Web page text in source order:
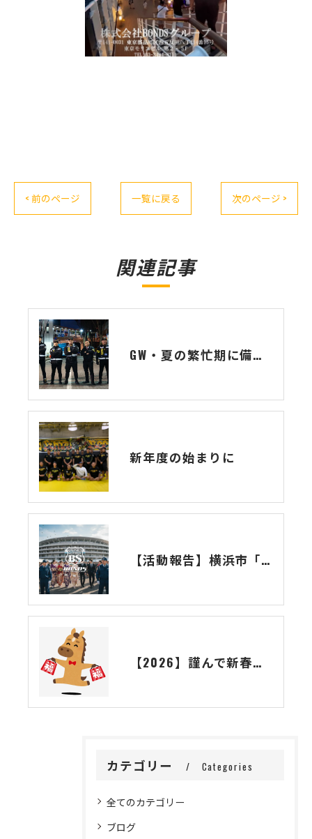
< 前のページ 一覧に戻る 次のページ >
関連記事
GW・夏の繁忙期に備えて、セキュリティスタッフ大募集！
新年度の始まりに
【活動報告】横浜市「二十歳の市民を祝うつどい」の警備完遂と、新成人の門出に寄せて
【2026】謹んで新春のお慶びを申し上げます
カテゴリー Categories
全てのカテゴリー
ブログ